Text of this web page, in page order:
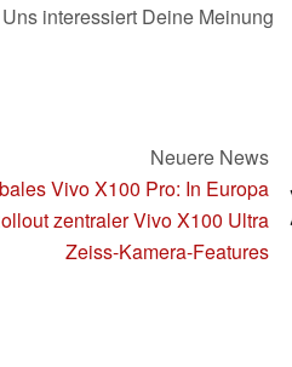
interessiert Deine Meinung
Neuere News
Vivo X100 Pro: In Europa
zentraler Vivo X100 Ultra
Zeiss-Kamera-Features